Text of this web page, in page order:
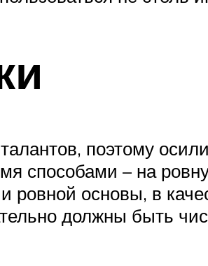
поэтому
способами – на
основы, в
должны быть